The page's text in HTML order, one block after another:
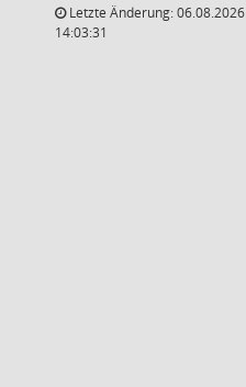
Letzte Änderung: 06.08.2026
14:03:31